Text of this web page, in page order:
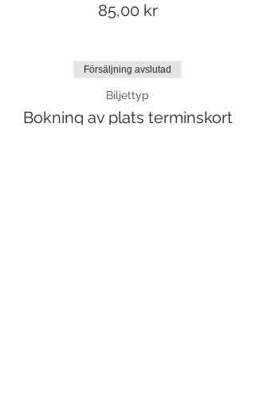
85,00 kr
Försäljning avslutad
Biljettyp
Bokning av plats terminskort